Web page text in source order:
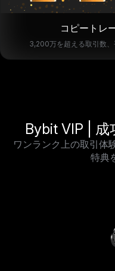
コピートレ
3,200万を超える取引数
Bybit VIP |
ワンランク上の取引体
特典